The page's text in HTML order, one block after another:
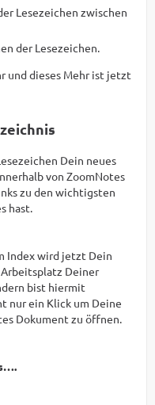
Lesezeichen zwischen
der Lesezeichen.
und dieses Mehr ist jetzt
Dein neues
von ZoomNotes
zu den wichtigsten
hast.
Index wird jetzt Dein
Deiner
bist hiermit
nur ein Klick um Deine
Dokument zu öffnen.